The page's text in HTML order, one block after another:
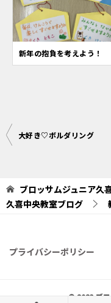
新年の抱負を考えよう！
投
ビ
ゲ
シ
大好き♡ボルダリング
ブロッサムジュニア久
久喜中央教室ブログ
プライバシーポリシー
© 2023 ブロ